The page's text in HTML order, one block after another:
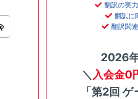
翻訳の実
翻訳に
翻訳関
2026
＼ 入会金0
「第2回